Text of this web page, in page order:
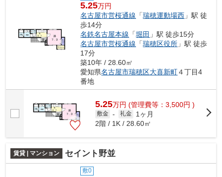
5.25万円
名古屋市営桜通線 「瑞穂運動場西 」駅 徒
歩14分
名鉄名古屋本線 「堀田 」駅 徒歩15分
名古屋市営桜通線 「瑞穂区役所 」駅 徒歩
17分
築10年 / 28.60㎡
愛知県名古屋市瑞穂区大喜新町４丁目4
番地
5.25万円 (管理費等：3,500円 )
敷金 - 礼金
1ヶ月
2階 / 1K / 28.60㎡
賃貸 | マンション セイント野並
敷0